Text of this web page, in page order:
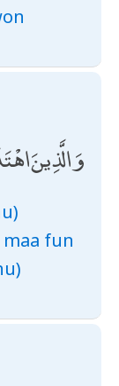
وَالَّذِينَ
fun